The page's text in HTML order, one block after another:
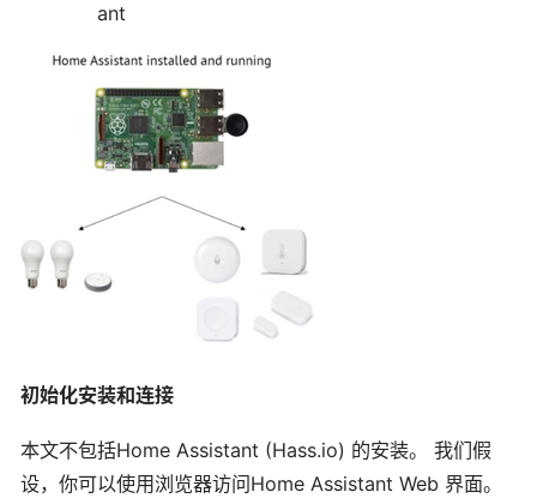
ant
初始化安装和连接
本文不包括Home Assistant (Hass.io) 的安装。 我们假
设，你可以使用浏览器访问Home Assistant Web 界面。